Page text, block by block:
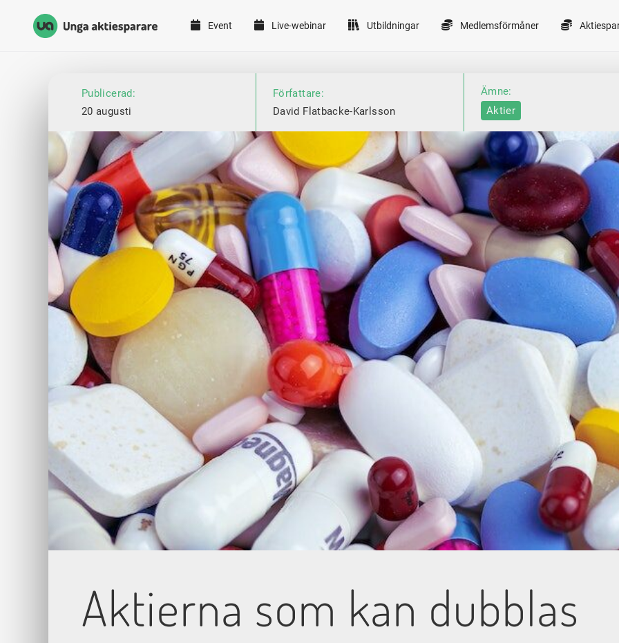
Unga Aktiesparare
Event Live-webinar Utbildningar Medlemsförmåner
Publicerad:
20 augusti
Författare:
David Flatbacke-Karlsson
Ämne:
Aktier
Aktierna som kan dubblas